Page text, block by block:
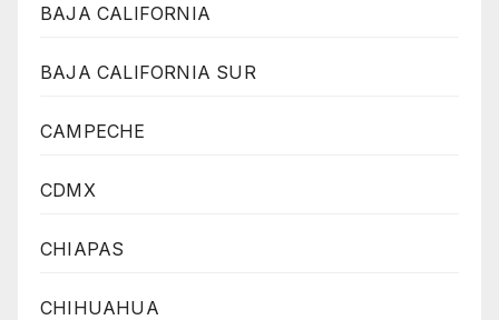
BAJA CALIFORNIA
BAJA CALIFORNIA SUR
CAMPECHE
CDMX
CHIAPAS
CHIHUAHUA